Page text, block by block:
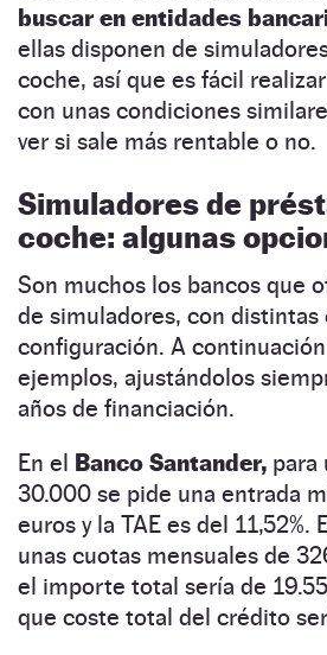
buscar en entidades
ellas disponen de
coche, así que es fácil
con unas condiciones
ver si sale más rentable o no.
Simuladores de
coche: algunas
Son muchos los bancos que
de simuladores, con distintas
configuración. A continuación
ejemplos, ajustándolos
años de financiación.
En el Banco Santander, para
30.000 se pide una entrada
euros y la TAE es del 11,52%.
unas cuotas mensuales de
el importe total sería de
que coste total del crédito